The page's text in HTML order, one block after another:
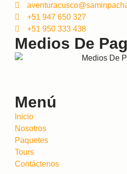
+51 947 650 327
+51 950 333 438
Medios De
Menú
Inicio
Nosotros
Paquetes
Tours
Contáctenos